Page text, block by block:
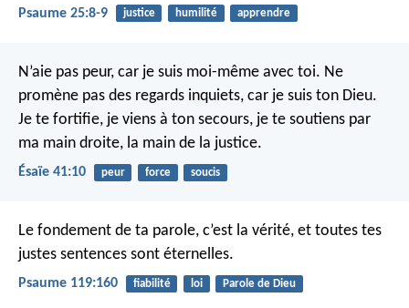
Psaume 25:8-9 justice humilité apprendre
N’aie pas peur, car je suis moi-même avec toi. Ne
promène pas des regards inquiets, car je suis ton Dieu.
Je te fortifie, je viens à ton secours, je te soutiens par
ma main droite, la main de la justice.
Ésaïe 41:10 peur force soucis
Le fondement de ta parole, c’est la vérité, et toutes tes
justes sentences sont éternelles.
Psaume 119:160 fiabilité loi Parole de Dieu